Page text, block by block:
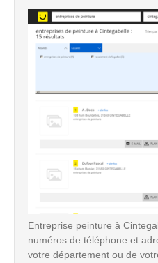
Entreprise peinture à
numéros de téléphone et
votre département ou de